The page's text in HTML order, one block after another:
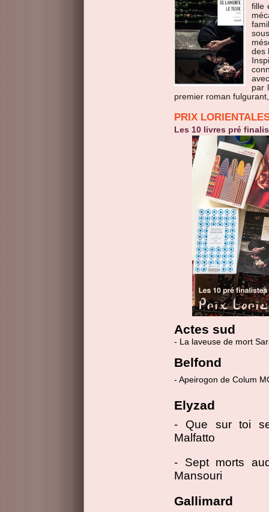
fille
des
par
premier roman
PRIX
Les 10 livres pré
Actes sud
- La laveuse de mort
Belfond
- Apeirogon de Colum
Elyzad
- Que sur toi
Malfatto
- Sept morts
Mansouri
Gallimard